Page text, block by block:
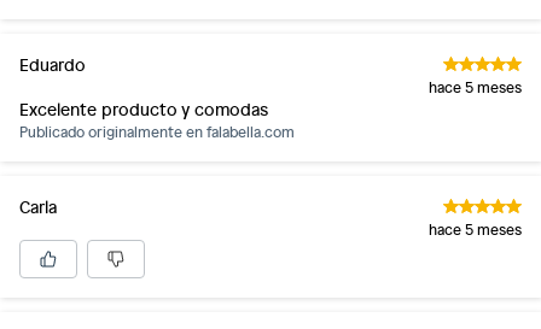
Eduardo
hace 5 meses
Excelente producto y comodas
Publicado originalmente enfalabella.com
Carla
hace 5 meses